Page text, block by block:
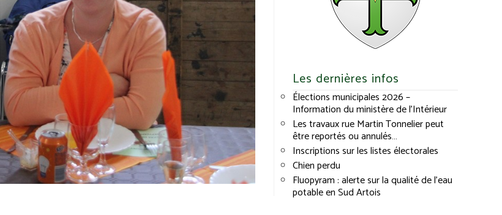
Les dernières infos
Élections municipales 2026 –
Information du ministère de l’Intérieur
Les travaux rue Martin Tonnelier peut
être reportés ou annulés…
Inscriptions sur les listes électorales
Chien perdu
Fluopyram : alerte sur la qualité de l’eau
potable en Sud Artois